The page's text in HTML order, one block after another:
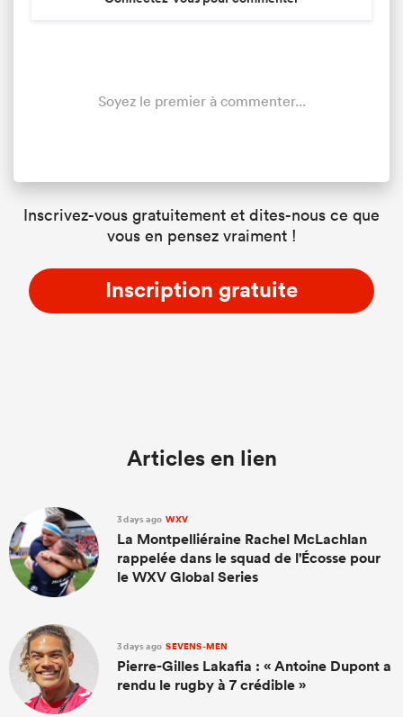
Soyez le premier à commenter...
Inscrivez-vous gratuitement et dites-nous ce que
vous en pensez vraiment !
Inscription gratuite
Articles en lien
3 days ago WXV
La Montpelliéraine Rachel McLachlan
rappelée dans le squad de l'Écosse pour
le WXV Global Series
3 days ago SEVENS-MEN
Pierre-Gilles Lakafia : « Antoine Dupont a
rendu le rugby à 7 crédible »